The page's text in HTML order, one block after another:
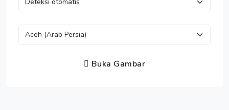
Buka Gambar